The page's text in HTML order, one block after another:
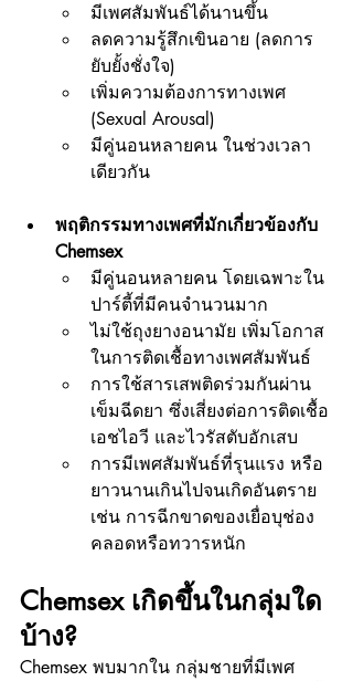
มีเพศสัมพันธ์ได้นานขึ้น
ลดความรู้สึกเขินอาย (ลดการ
ยับยั้งชั่งใจ)
เพิ่มความต้องการทางเพศ
(Sexual Arousal)
มีคู่นอนหลายคน ในช่วงเวลา
เดียวกัน
พฤติกรรมทางเพศที่มักเกี่ยวข้องกับ
Chemsex
มีคู่นอนหลายคน โดยเฉพาะใน
ปาร์ตี้ที่มีคนจำนวนมาก
ไม่ใช้ถุงยางอนามัย เพิ่มโอกาส
ในการติดเชื้อทางเพศสัมพันธ์
การใช้สารเสพติดร่วมกันผ่าน
เข็มฉีดยา ซึ่งเสี่ยงต่อการติดเชื้อ
เอชไอวี และไวรัสตับอักเสบ
การมีเพศสัมพันธ์ที่รุนแรง หรือ
ยาวนานเกินไปจนเกิดอันตราย
เช่น การฉีกขาดของเยื่อบุช่อง
คลอดหรือทวารหนัก
Chemsex เกิดขึ้นในกลุ่มใด
บ้าง?
Chemsex พบมากใน กลุ่มชายที่มีเพศ